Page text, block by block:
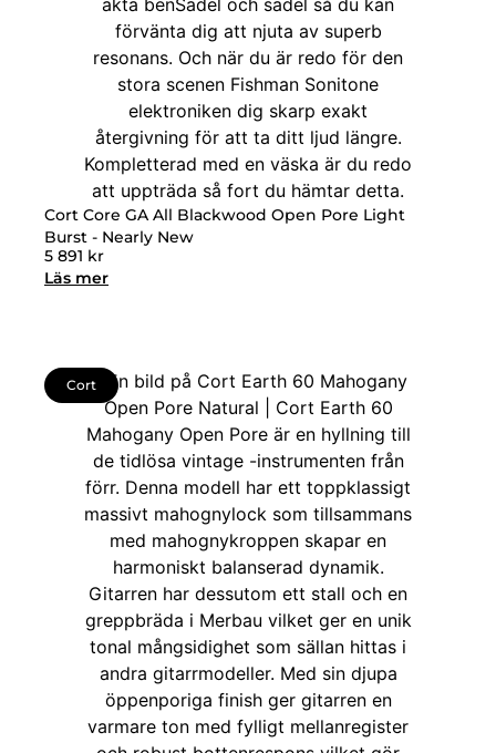
Cort Core GA All Blackwood Open Pore Light
Burst - Nearly New
5 891 kr
Läs mer
Cort